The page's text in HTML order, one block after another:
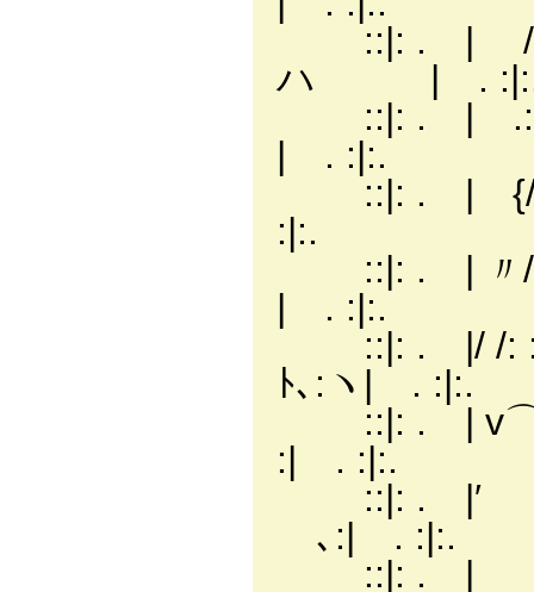
::|: . |
ハ | .
::|: . | .:
| . :|:.
::|: . | {/
:|:.
::|: . | 〃/: :
| . :|:.
::|: . |/ /: :
ﾄ､:ヽ| . :|:.
::|: . |
:| . :|:.
::|: . |′
ゞ､:| . :|:.
::|: . |